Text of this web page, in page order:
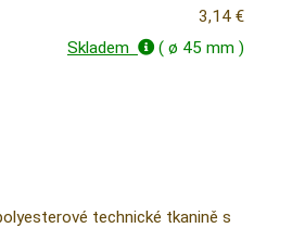
3,14 €
Skladem ( ø 45 mm )
technické tkanině s